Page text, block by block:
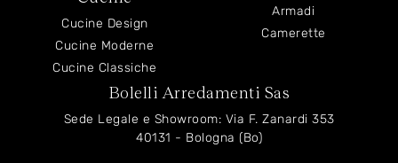
Cucine Design
Cucine Moderne
Cucine Classiche
Armadi
Camerette
Bolelli Arredamenti Sas
Sede Legale e Showroom: Via F. Zanardi 353
40131 - Bologna (Bo)